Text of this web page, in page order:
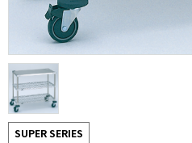
SUPER SERIES